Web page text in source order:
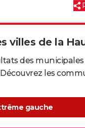
villes de la
des
les
gauche